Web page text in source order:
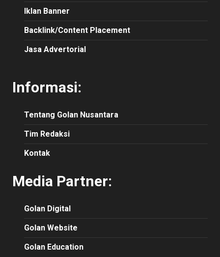
Iklan Banner
Backlink/Content Placement
Jasa Advertorial
Informasi:
Tentang Golan Nusantara
Tim Redaksi
Kontak
Media Partner:
Golan Digital
Golan Website
Golan Education